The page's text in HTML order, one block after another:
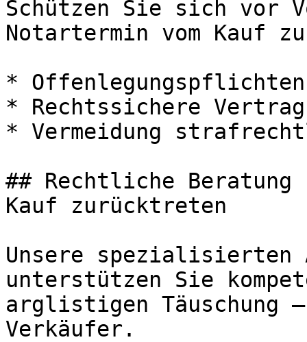
Schützen Sie sich vor
Notartermin vom Kauf
* Offenlegungspflichten
* Rechtssichere
* Vermeidung
## Rechtliche Beratung
Kauf zurücktreten
Unsere spezialisierten
unterstützen Sie
arglistigen Täuschung
Verkäufer.